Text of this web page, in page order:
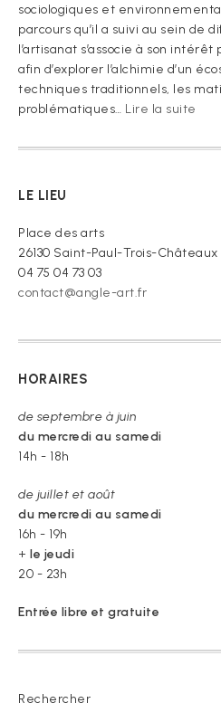
sociologiques et
parcours qu’il a suivi au sein de
l’artisanat s’associe à son
afin d’explorer l’alchimie d’un
techniques traditionnels, les
problématiques… Lire la suite
LE LIEU
Place des arts
26130 Saint-Paul-Trois-Châteaux
04 75 04 73 03
contact@angle-art.fr
HORAIRES
de septembre à juin
du mercredi au samedi
14h - 18h
de juillet et août
du mercredi au samedi
16h - 19h
+ le jeudi
20 - 23h
Entrée libre et gratuite
Rechercher